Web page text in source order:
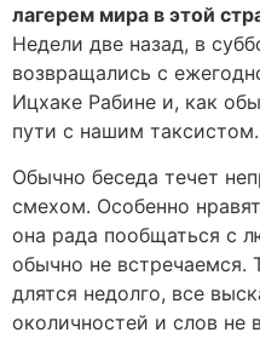
лагерем мира в этой
Недели две назад, в
возвращались с
Ицхаке Рабине и, как
пути с нашим таксистом.
Обычно беседа течет
смехом. Особенно
она рада пообщаться с
обычно не встречаемся.
длятся недолго, все
околичностей и слов